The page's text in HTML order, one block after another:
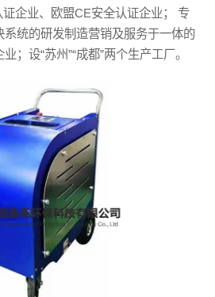
企业、欧盟CE安全认证企业； 专
统的研发制造营销及服务于一体的
；设“苏州”“成都”两个生产工厂。